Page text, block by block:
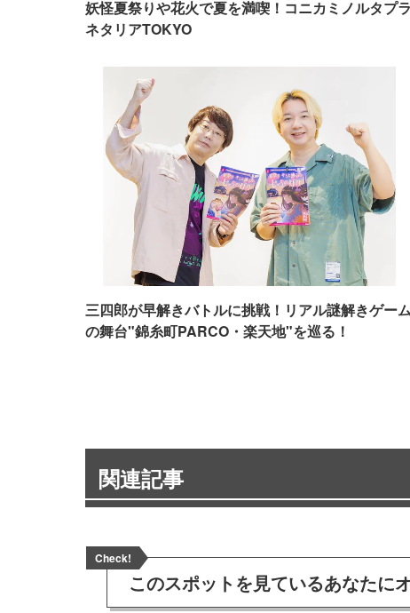
妖怪夏祭りや花火で夏を満喫！コニカミノルタプラ
ネタリアTOKYO
三四郎が早解きバトルに挑戦！リアル謎解きゲー
の舞台"錦糸町PARCO・楽天地"を巡る！
関連記事
Check!
このスポットを見ているあなたに